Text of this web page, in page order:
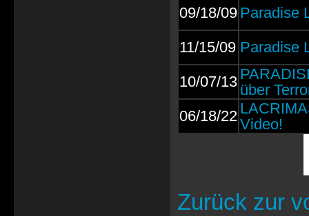
09/18/09 Paradise
11/15/09 Paradise
10/07/13 über
06/18/22Video!
Zurück zur